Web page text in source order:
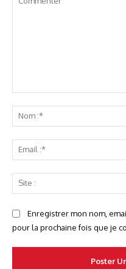
Enregistrer mon nom,
pour la prochaine fois que je